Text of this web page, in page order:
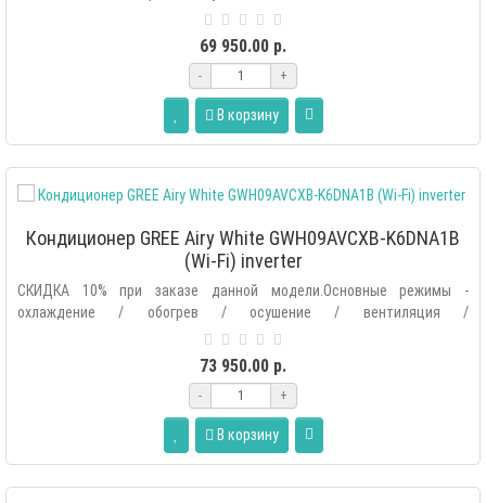
69 950.00 р.
- +
В корзину
Кондиционер GREE Airy White GWH09AVCXB-K6DNA1B
(Wi-Fi) inverter
СКИДКА 10% при заказе данной модели.Основные режимы -
охлаждение / обогрев / осушение / вентиляция /
автоматический.Дополнительные р..
73 950.00 р.
- +
В корзину